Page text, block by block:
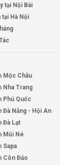
tại Nội Bài
Hà Nội
Mộc Châu
Nha Trang
Phú Quốc
Đà Nẵng - Hội An
Đà Lạt
Mũi Né
Sapa
Côn Đảo